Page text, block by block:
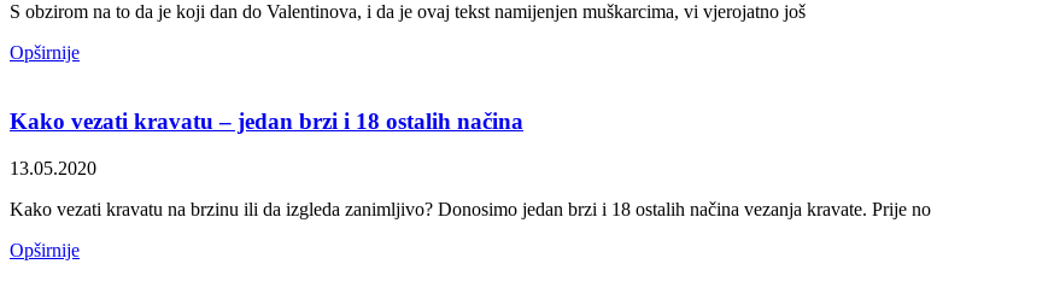
S obzirom na to da je koji dan do Valentinova, i da je ovaj tekst namijenjen muškarcima, vi vjerojatno još
Opširnije
Kako vezati kravatu – jedan brzi i 18 ostalih načina
13.05.2020
Kako vezati kravatu na brzinu ili da izgleda zanimljivo? Donosimo jedan brzi i 18 ostalih načina vezanja kravate. Prije no
Opširnije